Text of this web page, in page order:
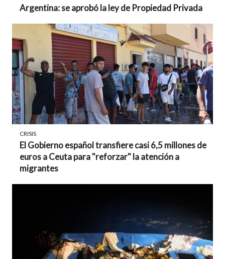
Argentina: se aprobó la ley de Propiedad Privada
CRISIS
El Gobierno español transfiere casi 6,5 millones de
euros a Ceuta para "reforzar" la atención a
migrantes